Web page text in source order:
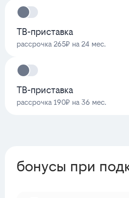
ТВ-приставка
рассрочка 265₽ на 24 мес.
ТВ-приставка
рассрочка 190₽ на 36 мес.
бонусы при